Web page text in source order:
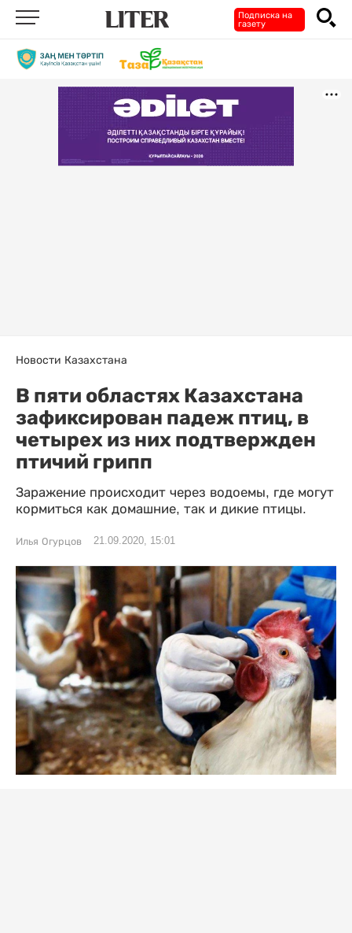
Подписка на
газету
Новости Казахстана
В пяти областях Казахстана
зафиксирован падеж птиц, в
четырех из них подтвержден
птичий грипп
Заражение происходит через водоемы, где могут
кормиться как домашние, так и дикие птицы.
Илья Огурцов 21.09.2020, 15:01